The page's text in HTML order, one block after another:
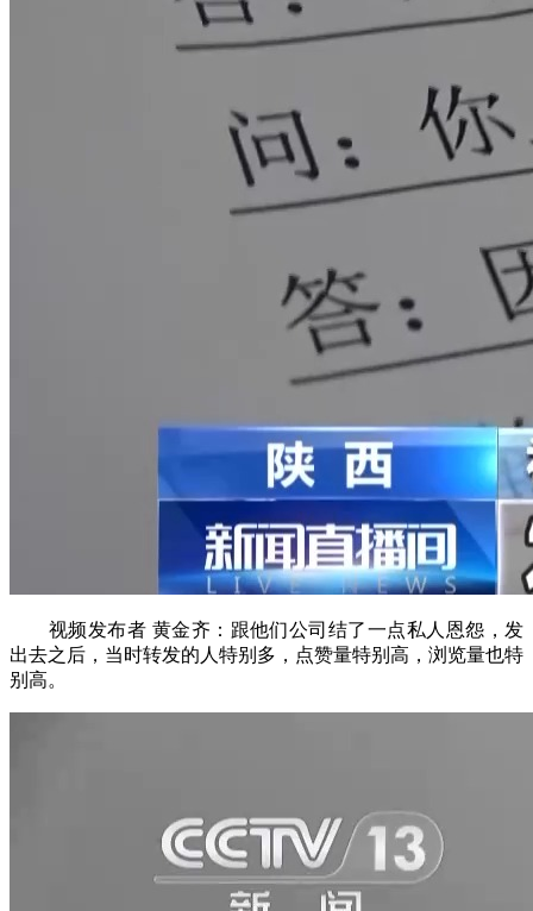
视频发布者 黄金齐：跟他们公司结了一点私人恩怨，发
出去之后，当时转发的人特别多，点赞量特别高，浏览量也特
别高。